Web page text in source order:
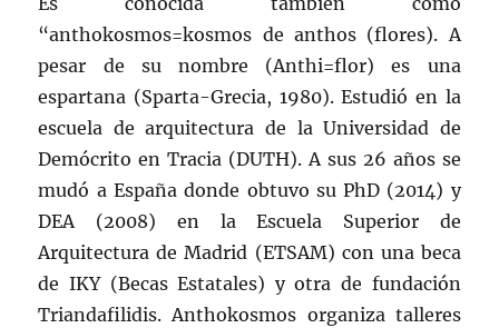
“anthokosmos=kosmos de anthos (flores). A
pesar de su nombre (Anthi=flor) es una
espartana (Sparta-Grecia, 1980). Estudió en la
escuela de arquitectura de la Universidad de
Demócrito en Tracia (DUTH). A sus 26 años se
mudó a España donde obtuvo su PhD (2014) y
DEA (2008) en la Escuela Superior de
Arquitectura de Madrid (ETSAM) con una beca
de IKY (Becas Estatales) y otra de fundación
Triandafilidis. Anthokosmos organiza talleres